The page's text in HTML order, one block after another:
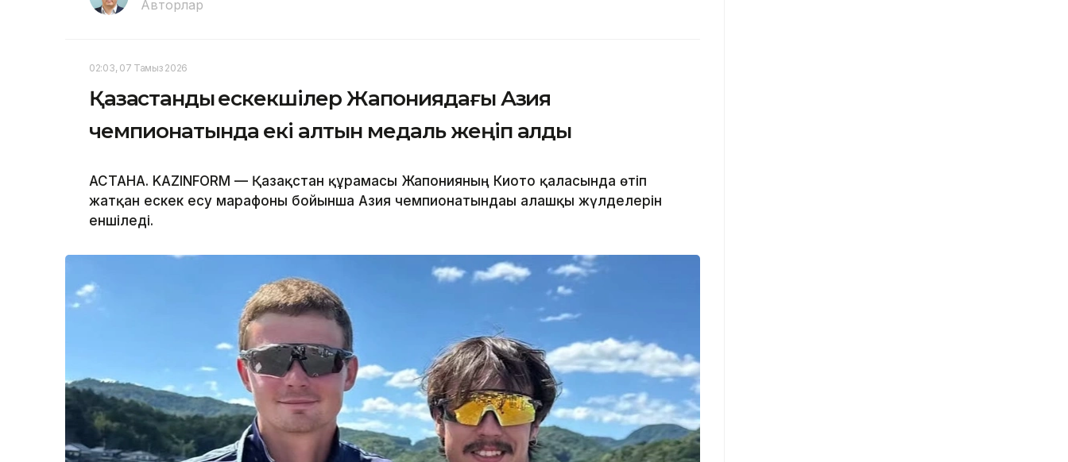
Авторлар
02:03, 07 Тамыз 2026
Қазақстандық ескекшілер Жапониядағы Азия
чемпионатында екі алтын медаль жеңіп алды
АСТАНА. KAZINFORM — Қазақстан құрамасы Жапонияның Киото қаласында өтіп
жатқан ескек есу марафоны бойынша Азия чемпионатындағы алғашқы жүлделерін
еншіледі.